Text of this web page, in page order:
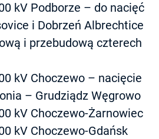
kV Podborze – do nacięć
i Dobrzeń Albrechtice
i przebudową czterech
kV Choczewo – nacięcie
– Grudziądz Węgrowo
kV Choczewo-Żarnowiec
kV Choczewo-Gdańsk